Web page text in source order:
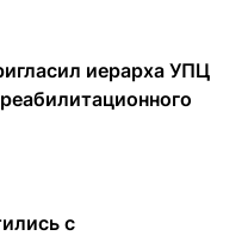
иерарха УПЦ
с